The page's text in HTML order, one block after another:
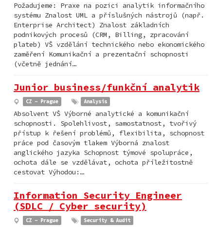
Požadujeme: Praxe na pozici analytik informačního
systému Znalost UML a příslušných nástrojů (např.
Enterprise Architect) Znalost základních
podnikových procesů (CRM, Billing, zpracování
plateb) VŠ vzdělání technického nebo ekonomického
zaměření Komunikační a prezentační schopnosti
(včetně jednání…
Junior business/funkční analytik
CZ - Prague Analysis
Absolvent VŠ Výborné analytické a komunikační
schopnosti. Spolehlivost, samostatnost, tvořivý
přístup k řešení problémů, flexibilita, schopnost
práce pod časovým tlakem Výborná znalost
anglického jazyka Schopnost týmové spolupráce,
ochota dále se vzdělávat, ochota příležitostně
cestovat Výhodou:…
Information Security Engineer
(SDLC / Cyber security)
CZ - Prague Security & Audit